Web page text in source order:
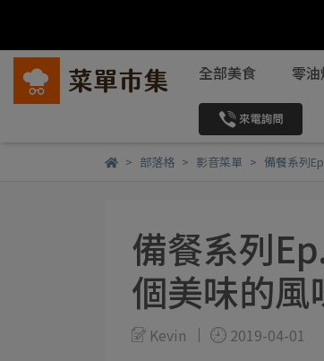
全部美食 零
部落格 影音菜單 備餐系列
備餐系列
個美味的風
Kevin 2019-04-01